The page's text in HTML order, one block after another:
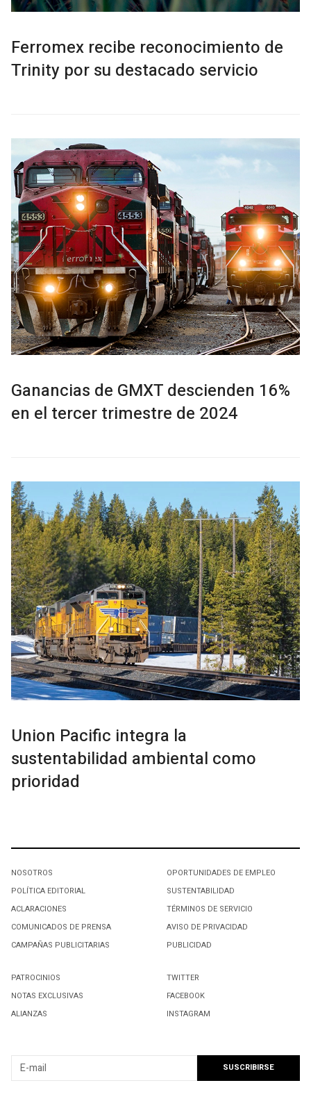
Ferromex recibe reconocimiento de
Trinity por su destacado servicio
Ganancias de GMXT descienden 16%
en el tercer trimestre de 2024
Union Pacific integra la
sustentabilidad ambiental como
prioridad
NOSOTROS
POLÍTICA EDITORIAL
ACLARACIONES
COMUNICADOS DE PRENSA
CAMPAÑAS PUBLICITARIAS
OPORTUNIDADES DE EMPLEO
SUSTENTABILIDAD
TÉRMINOS DE SERVICIO
AVISO DE PRIVACIDAD
PUBLICIDAD
PATROCINIOS
NOTAS EXCLUSIVAS
ALIANZAS
TWITTER
FACEBOOK
INSTAGRAM